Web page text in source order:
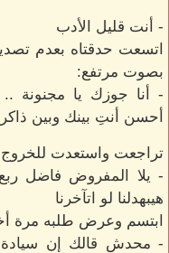
- أنت قليل الأدب
اتسعت حدقتاه بعدم
بصوت مرتفع:
- أنا جوزك يا مجنونة ..
أحسن أنتِ بينك وبين
تراجعت واستعدت للخروج
- يلا المفروض فاضل
هيبهدلنا لو اتآخرنا
ابتسم وعرض طلبه مرة
- محدش قالك إن سيادة